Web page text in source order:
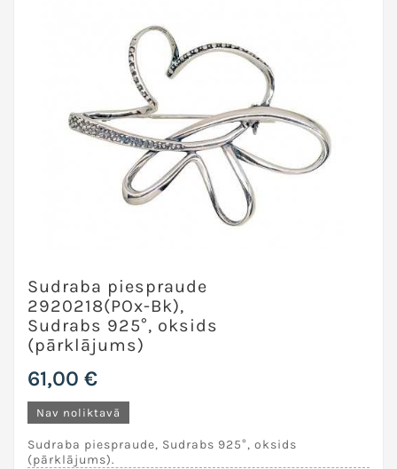
Sudraba piespraude
2920218(POx-Bk),
Sudrabs 925°, oksids
(pārklājums)
61,00 €
Nav noliktavā
Sudraba piespraude, Sudrabs 925°, oksids
(pārklājums).